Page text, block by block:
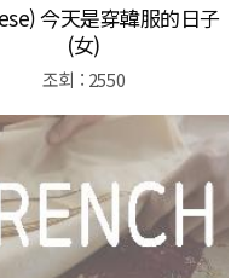
今天是穿韓服的日子
(女)
조회 : 2550